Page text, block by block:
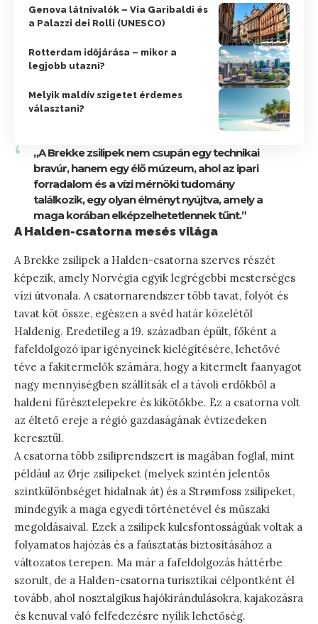
Genova látnivalók – Via Garibaldi és
a Palazzi dei Rolli (UNESCO)
Rotterdam időjárása – mikor a
legjobb utazni?
Melyik maldív szigetet érdemes
választani?
„A Brekke zsilipek nem csupán egy technikai
bravúr, hanem egy élő múzeum, ahol az ipari
forradalom és a vízi mérnöki tudomány
találkozik, egy olyan élményt nyújtva, amely a
maga korában elképzelhetetlennek tűnt.”
A Halden-csatorna mesés világa
A Brekke zsilipek a Halden-csatorna szerves részét
képezik, amely Norvégia egyik legrégebbi mesterséges
vízi útvonala. A csatornarendszer több tavat, folyót és
tavat köt össze, egészen a svéd határ közelétől
Haldenig. Eredetileg a 19. században épült, főként a
fafeldolgozó ipar igényeinek kielégítésére, lehetővé
téve a fakitermelők számára, hogy a kitermelt faanyagot
nagy mennyiségben szállítsák el a távoli erdőkből a
haldeni fűrésztelepekre és kikötőkbe. Ez a csatorna volt
az éltető ereje a régió gazdaságának évtizedeken
keresztül.
A csatorna több zsiliprendszert is magában foglal, mint
például az Ørje zsilipeket (melyek szintén jelentős
szintkülönbséget hidalnak át) és a Strømfoss zsilipeket,
mindegyik a maga egyedi történetével és műszaki
megoldásaival. Ezek a zsilipek kulcsfontosságúak voltak a
folyamatos hajózás és a faúsztatás biztosításához a
változatos terepen. Ma már a fafeldolgozás háttérbe
szorult, de a Halden-csatorna turisztikai célpontként él
tovább, ahol nosztalgikus hajókirándulásokra, kajakozásra
és kenuval való felfedezésre nyílik lehetőség.